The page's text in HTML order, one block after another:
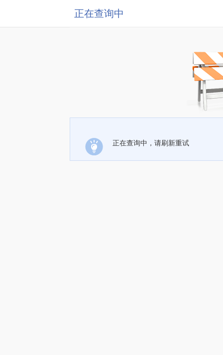
正在查询中
正在查询中，请刷新重试